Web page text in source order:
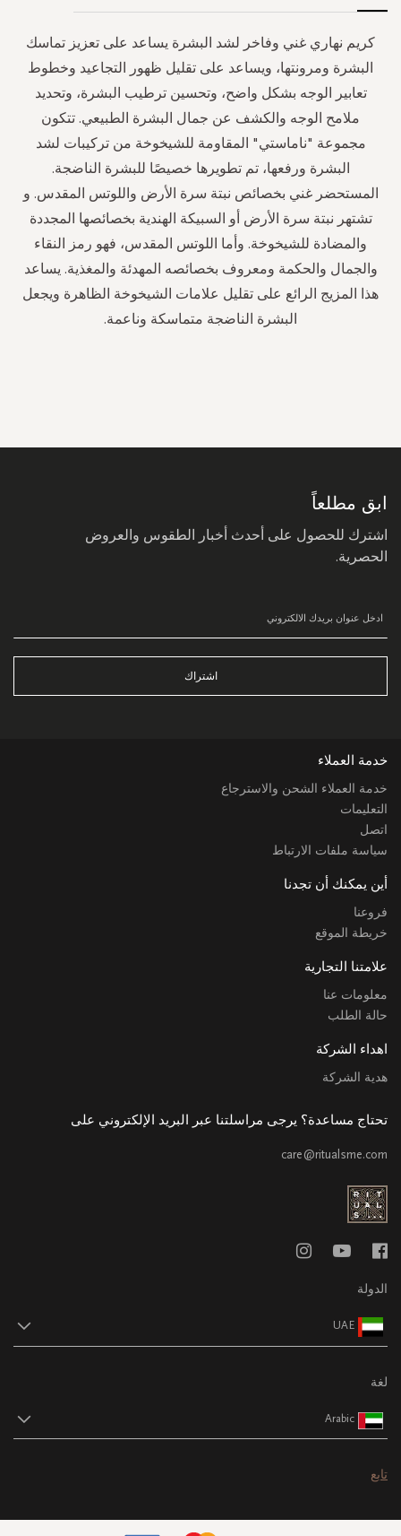
كريم نهاري غني وفاخر لشد البشرة يساعد على تعزيز تماسك
البشرة ومرونتها، ويساعد على تقليل ظهور التجاعيد وخطوط
تعابير الوجه بشكل واضح، وتحسين ترطيب البشرة، وتحديد
ملامح الوجه والكشف عن جمال البشرة الطبيعي. تتكون
مجموعة "ناماستي" المقاومة للشيخوخة من تركيبات لشد
البشرة ورفعها، تم تطويرها خصيصًا للبشرة الناضجة.
المستحضر غني بخصائص نبتة سرة الأرض واللوتس المقدس. و
تشتهر نبتة سرة الأرض أو السبيكة الهندية بخصائصها المجددة
والمضادة للشيخوخة. وأما اللوتس المقدس، فهو رمز النقاء
والجمال والحكمة ومعروف بخصائصه المهدئة والمغذية. يساعد
هذا المزيج الرائع على تقليل علامات الشيخوخة الظاهرة ويجعل
البشرة الناضجة متماسكة وناعمة.
ابق مطلعاً
اشترك للحصول على أحدث أخبار الطقوس والعروض
الحصرية.
اشتراك
خدمة العملاء
خدمة العملاء الشحن والاسترجاع
التعليمات
اتصل
سياسة ملفات الارتباط
أين يمكنك أن تجدنا
فروعنا
خريطة الموقع
علامتنا التجارية
معلومات عنا
حالة الطلب
اهداء الشركة
هدية الشركة
تحتاج مساعدة؟ يرجى مراسلتنا عبر البريد الإلكتروني على
care@ritualsme.com
الدولة
UAE
لغة
Arabic
تابع